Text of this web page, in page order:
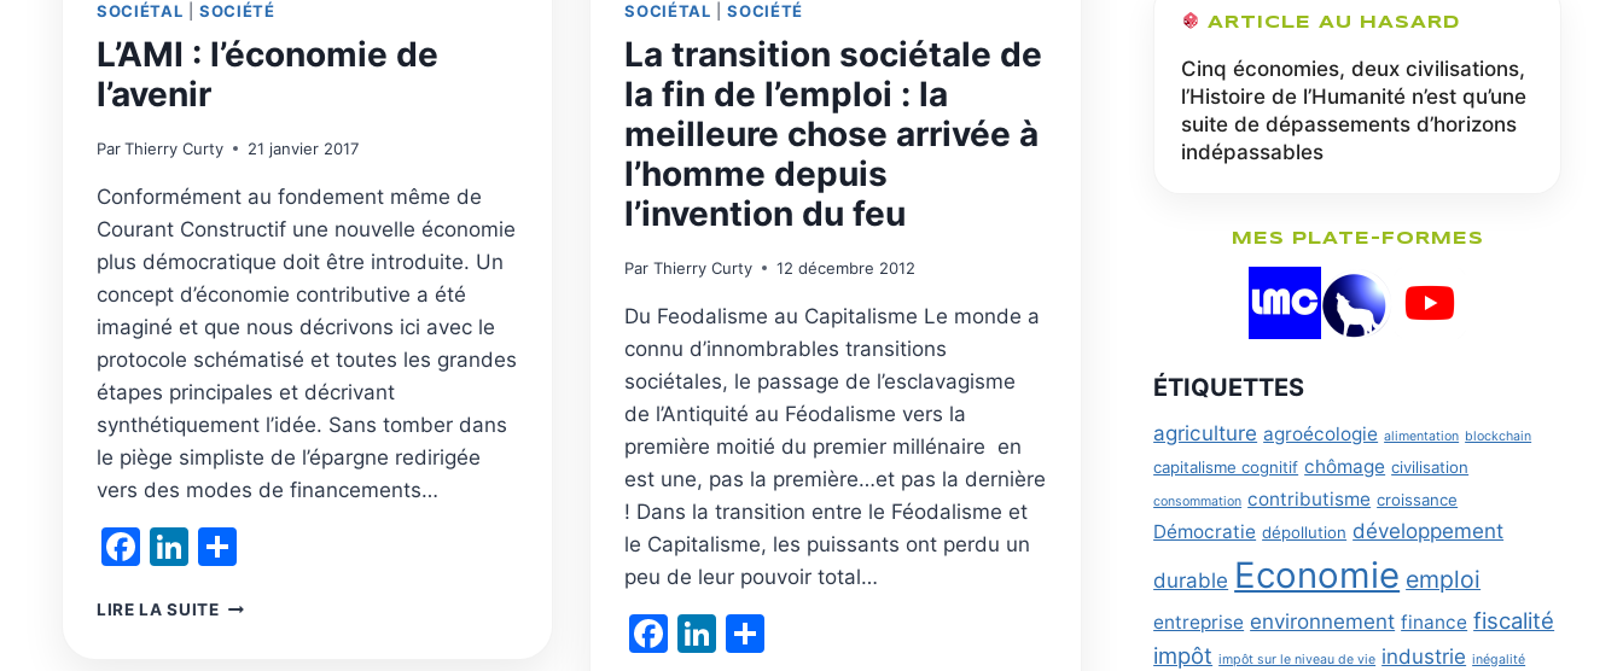
SOCIÉTAL |SOCIÉTÉ
L’AMI : l’économie de
l’avenir
ParThierry Curty 21 janvier 2017
Conformément au fondement même de
Courant Constructif une nouvelle économie
plus démocratique doit être introduite. Un
concept d’économie contributive a été
imaginé et que nous décrivons ici avec le
protocole schématisé et toutes les grandes
étapes principales et décrivant
synthétiquement l’idée. Sans tomber dans
le piège simpliste de l’épargne redirigée
vers des modes de financements…
Facebook
LinkedIn
LIRE LA SUITEL’AMI
SOCIÉTAL |SOCIÉTÉ
La transition sociétale de
la fin de l’emploi : la
meilleure chose arrivée à
l’homme depuis
l’invention du feu
Par Thierry Curty 12 décembre 2012
Du Feodalisme au Capitalisme Le monde a
connu d’innombrables transitions
sociétales, le passage de l’esclavagisme
de l’Antiquité au Féodalisme vers la
première moitié du premier millénaire en
est une, pas la première…et pas la dernière
! Dans la transition entre le Féodalisme et
le Capitalisme, les puissants ont perdu un
peu de leur pouvoir total…
Facebook
LinkedIn
ARTICLE AU HASARD
Cinq économies, deux civilisations,
l’Histoire de l’Humanité n’est qu’une
suite de dépassements d’horizons
indépassables
MES PLATE-FORMES
ÉTIQUETTES
agriculture agroécologie alimentation blockchain
capitalisme cognitif chômage civilisation
consommation contributisme croissance
Démocratie dépollution développement
durable Economie emploi
entreprise environnement finance fiscalité
impôt impôt sur le niveau de vie industrie inégalité